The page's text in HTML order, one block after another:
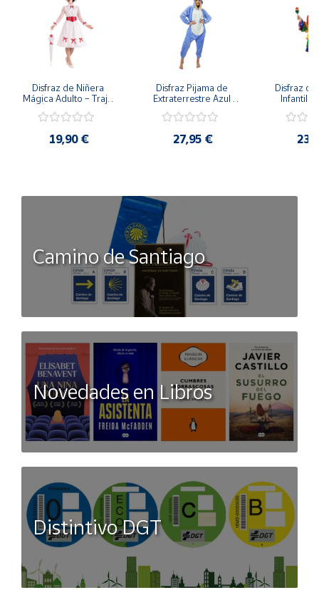
Disfraz de Niñera
Mágica Adulto – Traje
de Mary Poppins con
(3 Piezas)
19,90 €
Disfraz Pijama de
Extraterrestre Azul
Kigurumi de
27,95 €
Disfraz de
Infantil –
Camino de Santiago
Novedades en Libros
Distintivo DGT